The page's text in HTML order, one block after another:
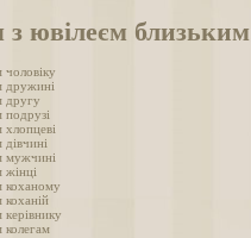
з ювілеєм близьким
чоловіку
дружині
другу
подрузі
хлопцеві
мужчині
жінці
коханому
коханій
керівнику
колегам